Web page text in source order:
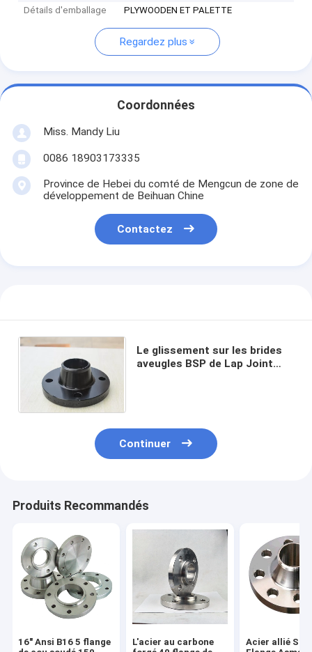
Détails d'emballage
PLYWOODEN ET PALETTE
Regardez plus
Coordonnées
Miss. Mandy Liu
0086 18903173335
Province de Hebei du comté de Mengcun de zone de
développement de Beihuan Chine
Contactez
Le glissement sur les brides
aveugles BSP de Lap Joint
Continuer
Produits Recommandés
16" Ansi B16 5 flange
L'acier au carbone
Acier allié Sch